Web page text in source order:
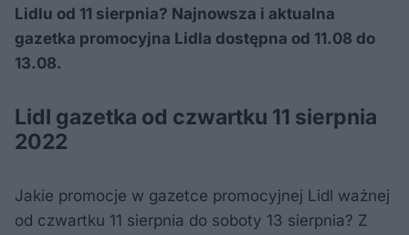
Lidlu od 11 sierpnia? Najnowsza i aktualna
gazetka promocyjna Lidla dostępna od 11.08 do
13.08.
Lidl gazetka od czwartku 11 sierpnia
2022
Jakie promocje w gazetce promocyjnej Lidl ważnej
od czwartku 11 sierpnia do soboty 13 sierpnia? Z